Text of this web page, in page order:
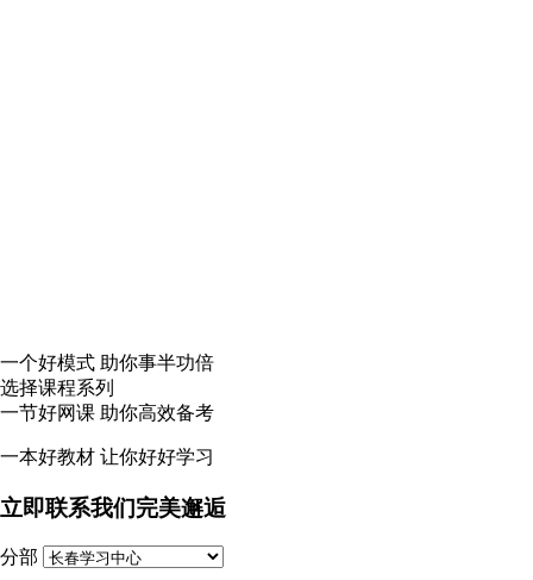
一个好模式 助你事半功倍
选择课程系列
一节好网课 助你高效备考
一本好教材 让你好好学习
立即联系我们完美邂逅
分部